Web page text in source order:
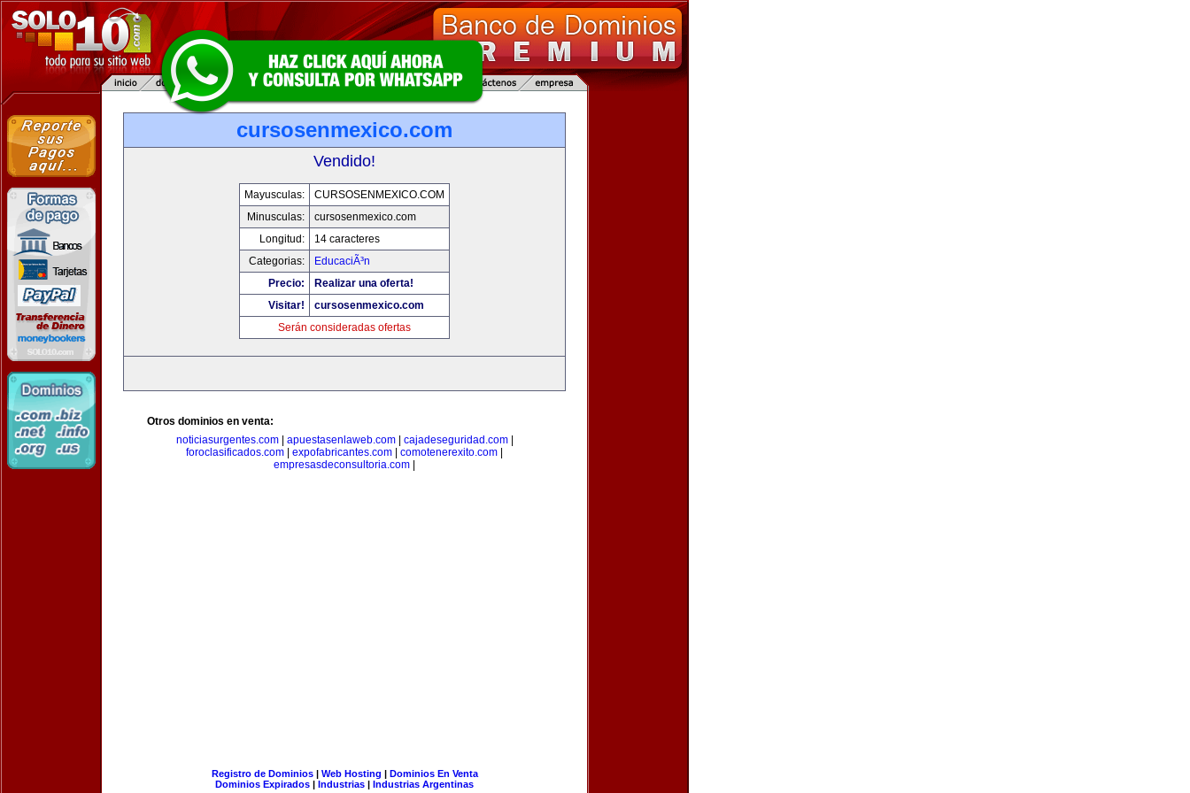
cursosenmexico.com
Vendido!
Mayusculas:
CURSOSENMEXICO.COM
Minusculas:
cursosenmexico.com
Longitud:
14 caracteres
Categorias:
EducaciÃ³n
Precio:
Realizar una oferta!
Visitar!
cursosenmexico.com
Serán consideradas ofertas
Otros dominios en venta:
noticiasurgentes.com| apuestasenlaweb.com| cajadeseguridad.com|
foroclasificados.com
expofabricantes.com comotenerexito.com
empresasdeconsultoria.com
Registro de Dominios| Web Hosting | Dominios En Venta
Dominios Expirados | Industrias | Industrias Argentinas